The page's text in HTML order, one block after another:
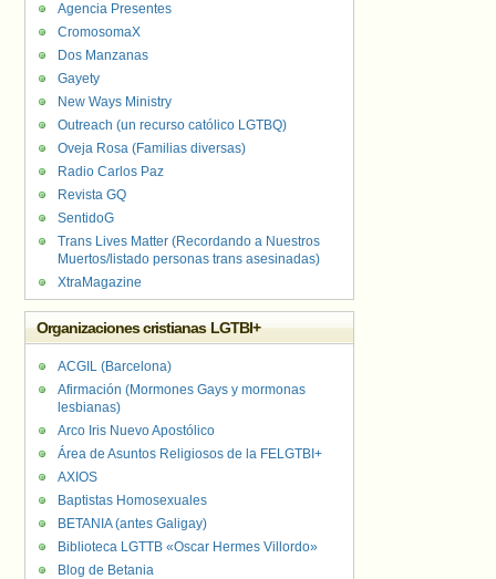
Agencia Presentes
CromosomaX
Dos Manzanas
Gayety
New Ways Ministry
Outreach (un recurso católico LGTBQ)
Oveja Rosa (Familias diversas)
Radio Carlos Paz
Revista GQ
SentidoG
Trans Lives Matter (Recordando a Nuestros
Muertos/listado personas trans asesinadas)
XtraMagazine
Organizaciones cristianas LGTBI+
ACGIL (Barcelona)
Afirmación (Mormones Gays y mormonas
lesbianas)
Arco Iris Nuevo Apostólico
Área de Asuntos Religiosos de la FELGTBI+
AXIOS
Baptistas Homosexuales
BETANIA (antes Galigay)
Biblioteca LGTTB «Oscar Hermes Villordo»
Blog de Betania